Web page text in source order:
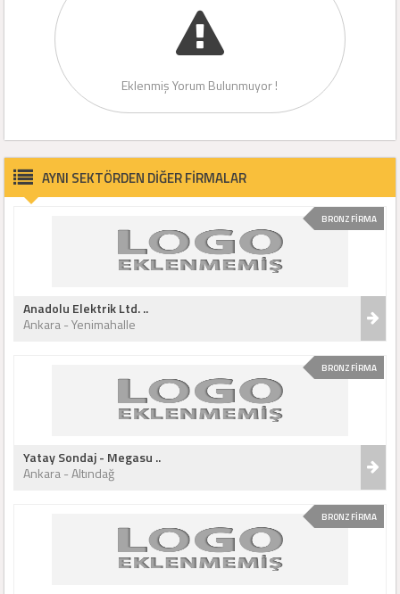
Eklenmiş Yorum Bulunmuyor !
AYNI SEKTÖRDEN DİĞER FİRMALAR
BRONZ FİRMA
Anadolu Elektrik Ltd. ..
Ankara - Yenimahalle
BRONZ FİRMA
Yatay Sondaj - Megasu ..
Ankara - Altındağ
BRONZ FİRMA